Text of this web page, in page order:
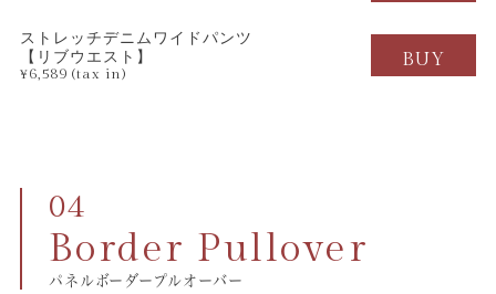
ストレッチデニムワイドパンツ
【リブウエスト】
¥6,589 (tax in)
BUY
Border Pullover
パネルボーダープルオーバー